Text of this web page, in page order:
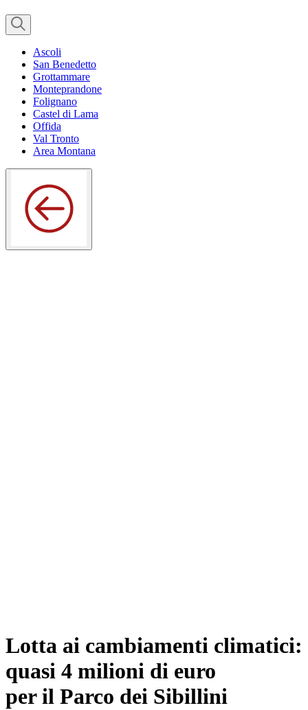
Ascoli
San Benedetto
Grottammare
Monteprandone
Folignano
Castel di Lama
Offida
Val Tronto
Area Montana
Lotta ai cambiamenti climatici:
quasi 4 milioni di euro
per il Parco dei Sibillini